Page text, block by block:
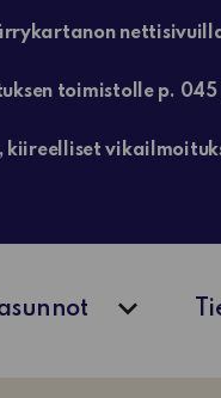
toimistolle p. 045
kiireelliset